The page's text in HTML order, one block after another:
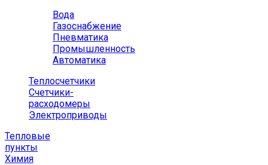
Вода
Газоснабжение
Пневматика
Промышленность
Автоматика
Теплосчетчики
Счетчики-
расходомеры
Электроприводы
Тепловые
пункты
Химия